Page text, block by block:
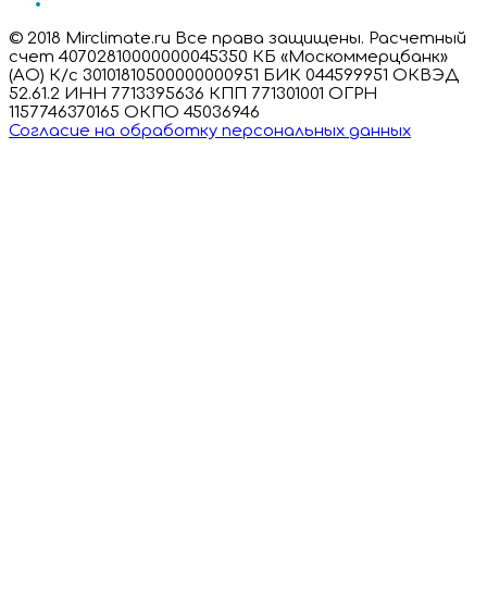
© 2018 Mirclimate.ru Все права защищены. Расчетный
счет 40702810000000045350 КБ «Москоммерцбанк»
(АО) К/с 30101810500000000951 БИК 044599951 ОКВЭД
52.61.2 ИНН 7713395636 КПП 771301001 ОГРН
1157746370165 ОКПО 45036946
Согласие на обработку персональных данных